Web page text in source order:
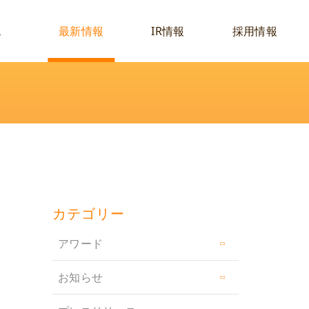
最新情報 IR情報 採用情報
カテゴリー
アワード
お知らせ